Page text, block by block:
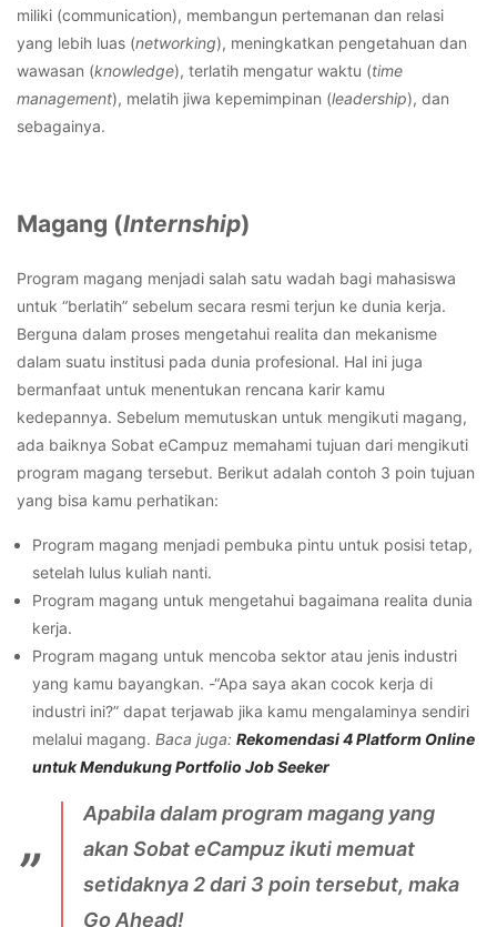
miliki (communication), membangun pertemanan dan relasi
yang lebih luas (networking), meningkatkan pengetahuan dan
wawasan (knowledge), terlatih mengatur waktu (time
management), melatih jiwa kepemimpinan (leadership), dan
sebagainya.
Magang (Internship)
Program magang menjadi salah satu wadah bagi mahasiswa
untuk “berlatih” sebelum secara resmi terjun ke dunia kerja.
Berguna dalam proses mengetahui realita dan mekanisme
dalam suatu institusi pada dunia profesional. Hal ini juga
bermanfaat untuk menentukan rencana karir kamu
kedepannya. Sebelum memutuskan untuk mengikuti magang,
ada baiknya Sobat eCampuz memahami tujuan dari mengikuti
program magang tersebut. Berikut adalah contoh 3 poin tujuan
yang bisa kamu perhatikan:
Program magang menjadi pembuka pintu untuk posisi tetap,
setelah lulus kuliah nanti.
Program magang untuk mengetahui bagaimana realita dunia
kerja.
Program magang untuk mencoba sektor atau jenis industri
yang kamu bayangkan. -“Apa saya akan cocok kerja di
industri ini?” dapat terjawab jika kamu mengalaminya sendiri
melalui magang. Baca juga: Rekomendasi 4 Platform Online
untuk Mendukung Portfolio Job Seeker
Apabila dalam program magang yang
akan Sobat eCampuz ikuti memuat
setidaknya 2 dari 3 poin tersebut, maka
Go Ahead!